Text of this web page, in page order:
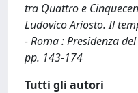
tra Quattro e
Ludovico Ariosto. Il
- Roma : Presidenza
pp. 143-174
Tutti gli autori